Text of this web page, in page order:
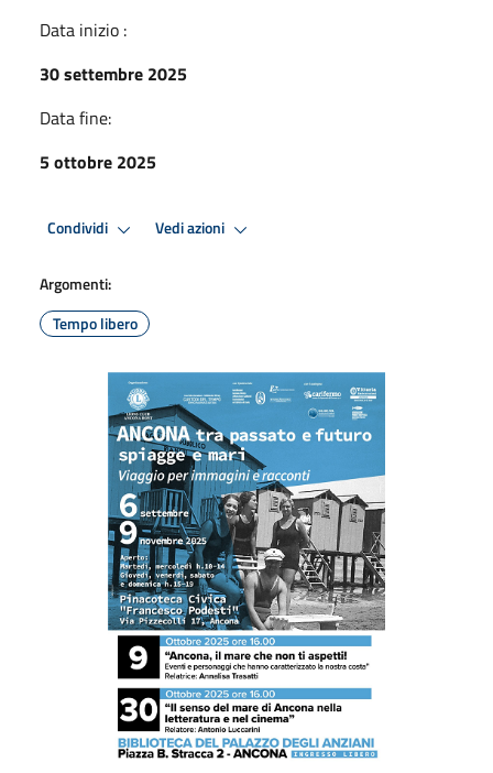
Data inizio :
30 settembre 2025
Data fine:
5 ottobre 2025
Condividi Vedi azioni
Argomenti:
Tempo libero